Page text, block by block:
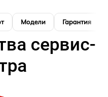
Модели Гарантия
сервис-